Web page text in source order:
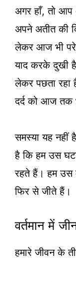
अगर हाँ, तो आप
अपने अतीत की
लेकर आज भी
याद करके दुखी
लेकर पछता रहा
दर्द को आज तक
समस्या यह नहीं
है कि हम उस
रहते हैं। हम उस
फिर से जीते हैं।
वर्तमान में
हमारे जीवन के